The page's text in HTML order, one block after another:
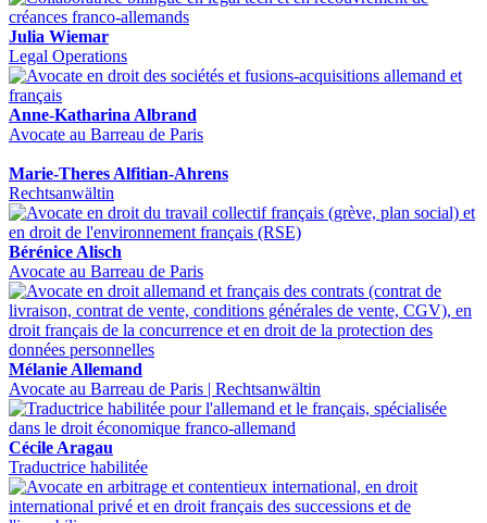
Julia Wiemar
Legal Operations
Anne-Katharina Albrand
Avocate au Barreau de Paris
Marie-Theres Alfitian-Ahrens
Rechtsanwältin
Bérénice Alisch
Avocate au Barreau de Paris
Mélanie Allemand
Avocate au Barreau de Paris | Rechtsanwältin
Cécile Aragau
Traductrice habilitée